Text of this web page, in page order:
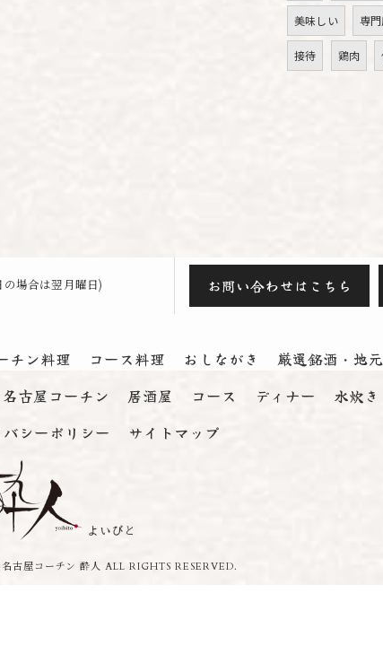
美味しい 専
接待 鶏肉
の場合は翌月曜日) お問い合わせはこちら
チン料理 コース料理 おしながき 厳選銘酒・地
名古屋コーチン 居酒屋 コース ディナー 水炊き
シーポリシー サイトマップ
古屋コーチン 酔人 ALL RIGHTS RESERVED.